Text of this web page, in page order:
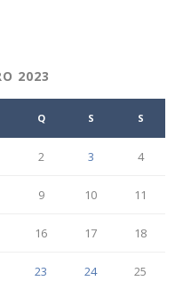
2023
Q S S
2 3 4
9 10 11
16 17 18
23 24 25